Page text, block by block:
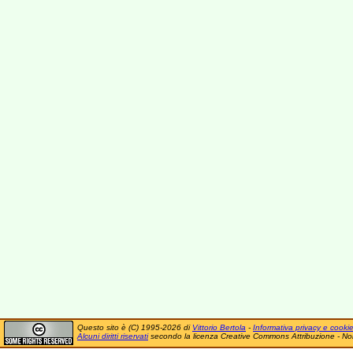
Questo sito è (C) 1995-2026 di Vittorio Bertola - Informativa privacy e cookie
Alcuni diritti riservatisecondo la licenza Creative Commons Attribuzione -